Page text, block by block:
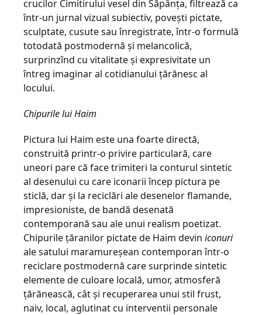
crucilor Cimitirului vesel din Săpânța, filtrează ca
într-un jurnal vizual subiectiv, povești pictate,
sculptate, cusute sau înregistrate, într-o formulă
totodată postmodernă și melancolică,
surprinzînd cu vitalitate și expresivitate un
întreg imaginar al cotidianului țărănesc al
locului.
Chipurile lui Haim
Pictura lui Haim este una foarte directă,
construită printr-o privire particulară, care
uneori pare că face trimiteri la conturul sintetic
al desenului cu care iconarii încep pictura pe
sticlă, dar și la reciclări ale desenelor flamande,
impresioniste, de bandă desenată
contemporană sau ale unui realism poetizat.
Chipurile țăranilor pictate de Haim devin iconuri
ale satului maramureșean contemporan într-o
reciclare postmodernă care surprinde sintetic
elemente de culoare locală, umor, atmosferă
țărănească, cât și recuperarea unui stil frust,
naiv, local, aglutinat cu interventii personale